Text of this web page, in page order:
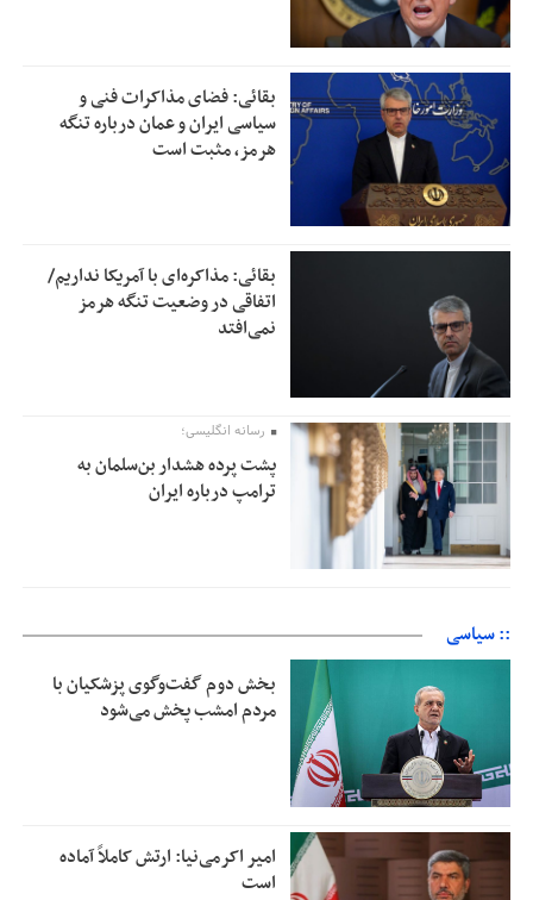
بقائی: فضای مذاکرات فنی و
سیاسی ایران و عمان درباره تنگه
هرمز، مثبت است
بقائی: مذاکره‌ای با آمریکا نداریم/
اتفاقی در وضعیت تنگه هرمز
نمی‌افتد
رسانه انگلیسی؛
پشت پرده هشدار بن‌سلمان به
ترامپ درباره ایران
:: سیاسی
بخش دوم گفت‌وگوی پزشکیان با
مردم امشب پخش می‌شود
امیر اکرمی‌نیا: ارتش کاملاً آماده
است